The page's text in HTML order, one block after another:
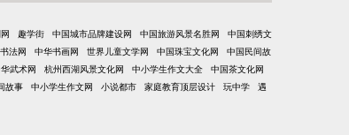
趣学街 中国城市品牌建设网 中国旅游风景名胜网
中国刺绣文
法网 中华书画网 世界儿童文学网 中国珠宝文化网
中国民间故
武术网 杭州西湖风景文化网 中小学生作文大全
中国茶文化网
故事 中小学生作文网 小说都市 家庭教育顶层设计 玩中学
遇